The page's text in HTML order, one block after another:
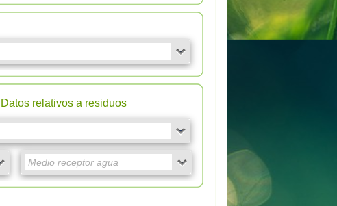
Datos relativos a residuos